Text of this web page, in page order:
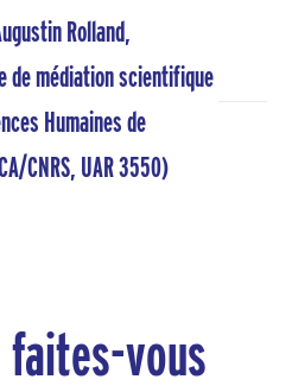
Rolland,
de médiation scientifique
Humaines de
CNRS, UAR 3550)
faites-vous